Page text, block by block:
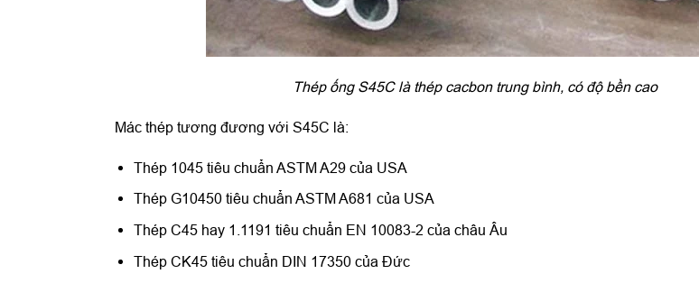
Thép ống S45C là thép cacbon trung bình, có độ bền cao
Mác thép tương đương với S45C là:
Thép 1045 tiêu chuẩn ASTM A29 của USA
Thép G10450 tiêu chuẩn ASTM A681 của USA
Thép C45 hay 1.1191 tiêu chuẩn EN 10083-2 của châu Âu
Thép CK45 tiêu chuẩn DIN 17350 của Đức